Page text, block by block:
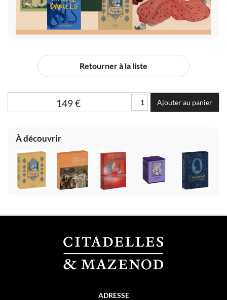
Retourner à la liste
149€ Ajouter au panier
À découvrir
ADRESSE